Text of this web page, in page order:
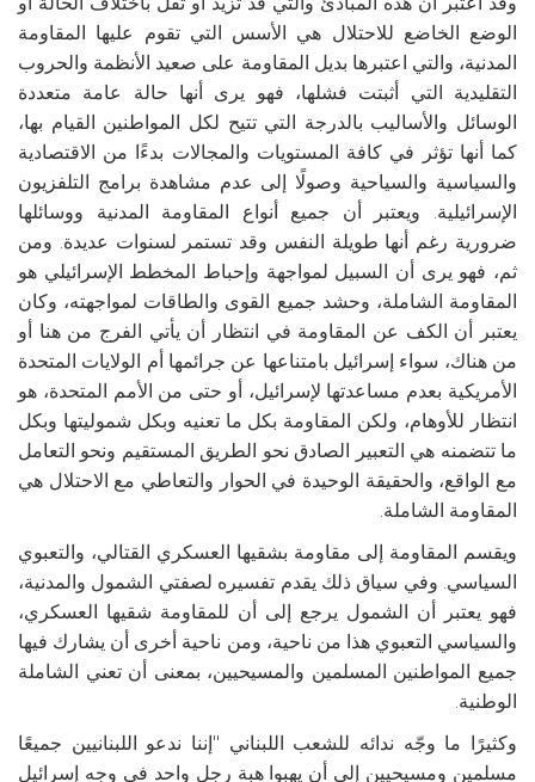
الوضع الخاضع للاحتلال هي الأسس التي تقوم عليها المقاومة
المدنية، والتي اعتبرها بديل المقاومة على صعيد الأنظمة والحروب
التقليدية التي أثبتت فشلها، فهو يرى أنها حالة عامة متعددة
الوسائل والأساليب بالدرجة التي تتيح لكل المواطنين القيام بها،
كما أنها تؤثر في كافة المستويات والمجالات بدءًا من الاقتصادية
والسياسية والسياحية وصولًا إلى عدم مشاهدة برامج التلفزيون
الإسرائيلية. ويعتبر أن جميع أنواع المقاومة المدنية ووسائلها
ضرورية رغم أنها طويلة النفس وقد تستمر لسنوات عديدة. ومن
ثم، فهو يرى أن السبيل لمواجهة وإحباط المخطط الإسرائيلي هو
المقاومة الشاملة، وحشد جميع القوى والطاقات لمواجهته، وكان
يعتبر أن الكف عن المقاومة في انتظار أن يأتي الفرج من هنا أو
من هناك، سواء إسرائيل بامتناعها عن جرائمها أم الولايات المتحدة
الأمريكية بعدم مساعدتها لإسرائيل، أو حتى من الأمم المتحدة، هو
انتظار للأوهام، ولكن المقاومة بكل ما تعنيه وبكل شموليتها وبكل
ما تتضمنه هي التعبير الصادق نحو الطريق المستقيم ونحو التعامل
مع الواقع، والحقيقة الوحيدة في الحوار والتعاطي مع الاحتلال هي
المقاومة الشاملة.
ويقسم المقاومة إلى مقاومة بشقيها العسكري القتالي، والتعبوي
السياسي. وفي سياق ذلك يقدم تفسيره لصفتي الشمول والمدنية،
فهو يعتبر أن الشمول يرجع إلى أن للمقاومة شقيها العسكري،
والسياسي التعبوي هذا من ناحية، ومن ناحية أخرى أن يشارك فيها
جميع المواطنين المسلمين والمسيحيين، بمعنى أن تعني الشاملة
الوطنية.
وكثيرًا ما وجّه ندائه للشعب اللبناني "إننا ندعو اللبنانيين جميعًا
مسلمين ومسيحيين إلى أن يهبوا هبة رجل واحد في وجه إسرائيل